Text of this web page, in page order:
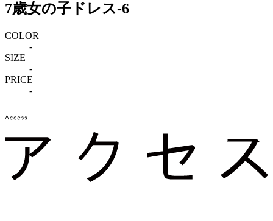
7歳女の子ドレス-6
COLOR
-
SIZE
-
PRICE
-